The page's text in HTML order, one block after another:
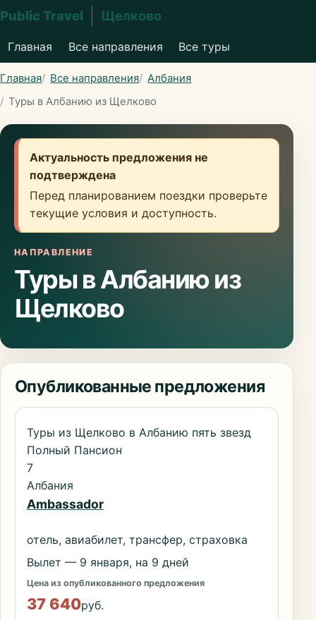
Public Travel Щелково
Главная Все направления Все туры
Главная Все направления
Албания
Туры в Албанию из Щелково
Актуальность предложения не
подтверждена
Перед планированием поездки проверьте
текущие условия и доступность.
НАПРАВЛЕНИЕ
Туры в Албанию из
Щелково
Опубликованные предложения
Туры из Щелково в Албанию пять звезд
Полный Пансион
7
Албания
Ambassador
отель, авиабилет, трансфер, страховка
Вылет — 9 января, на 9 дней
Цена из опубликованного предложения
37 640руб.